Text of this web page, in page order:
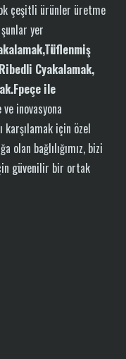
çeşitli ürünler üretme
yer
Tüflenmiş
Ribedli Cyakalamak,
Fpeçe ile
inovasyona
için özel
olan bağlılığımız, bizi
güvenilir bir ortak